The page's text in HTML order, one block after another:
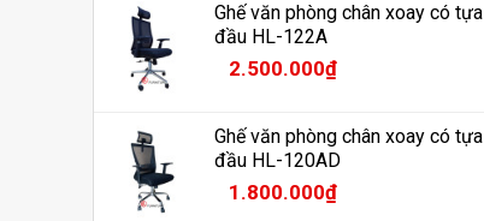
Ghế văn phòng chân xoay có tựa
đầu HL-122A
2.500.000₫
Ghế văn phòng chân xoay có tựa
đầu HL-120AD
1.800.000₫